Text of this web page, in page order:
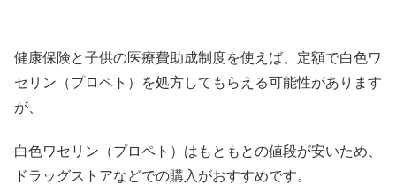
健康保険と子供の医療費助成制度を使えば、定額で白色ワ
セリン（プロペト）を処方してもらえる可能性があります
が、
白色ワセリン（プロペト）はもともとの値段が安いため、
ドラッグストアなどでの購入がおすすめです。